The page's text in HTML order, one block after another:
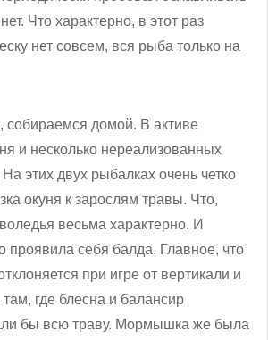
Что характерно, в этот раз
нет совсем, вся рыба только на
собираемся домой. В активе
и несколько нереализованных
этих двух рыбалках очень четко
окуня к зарослям травы. Что,
весьма характерно. И
проявила себя балда. Главное, что
при игре от вертикали и
там, где блесна и балансир
бы всю траву. Мормышка же была